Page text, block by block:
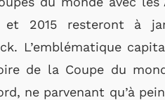
et 2015 resteront à
L’emblématique
de la Coupe du
ne parvenant qu’à